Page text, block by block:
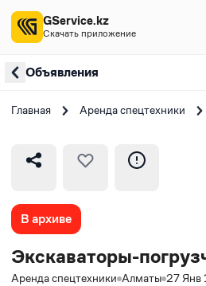
Объявления
Главная Аренда спецтехники
В архиве
Экскаваторы-
Аренда спецтехники Алматы 27 Янв
GService.kz
Скачать приложение